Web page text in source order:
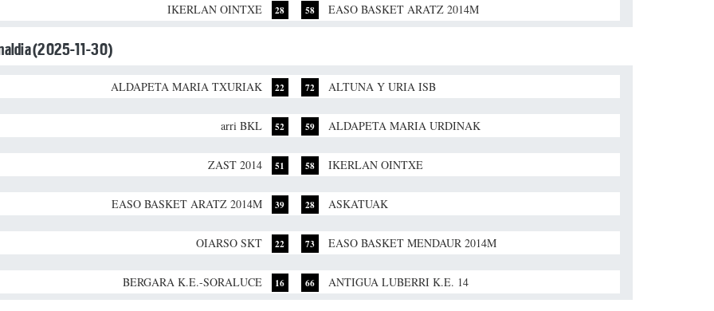
IKERLAN OINTXE 28 58 EASO BASKET ARATZ 2014M
(2025-11-30)
ALDAPETA MARIA TXURIAK 22 72 ALTUNA Y URIA ISB
arri BKL 52 59 ALDAPETA MARIA URDINAK
ZAST 2014 51 58 IKERLAN OINTXE
EASO BASKET ARATZ 2014M 39 28 ASKATUAK
OIARSO SKT 22 73 EASO BASKET MENDAUR 2014M
BERGARA K.E.-SORALUCE 16 66 ANTIGUA LUBERRI K.E. 14